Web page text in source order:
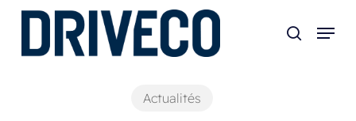
Skip
Actualités